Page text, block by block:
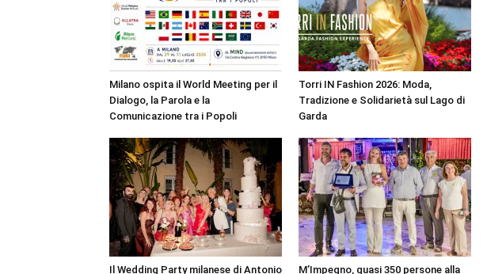
Milano ospita il World Meeting per il
Dialogo, la Parola e la
Comunicazione tra i Popoli
Torri IN Fashion 2026: Moda,
Tradizione e Solidarietà sul Lago di
Garda
Il Wedding Party milanese di Antonio M’Impegno, quasi 350 persone alla